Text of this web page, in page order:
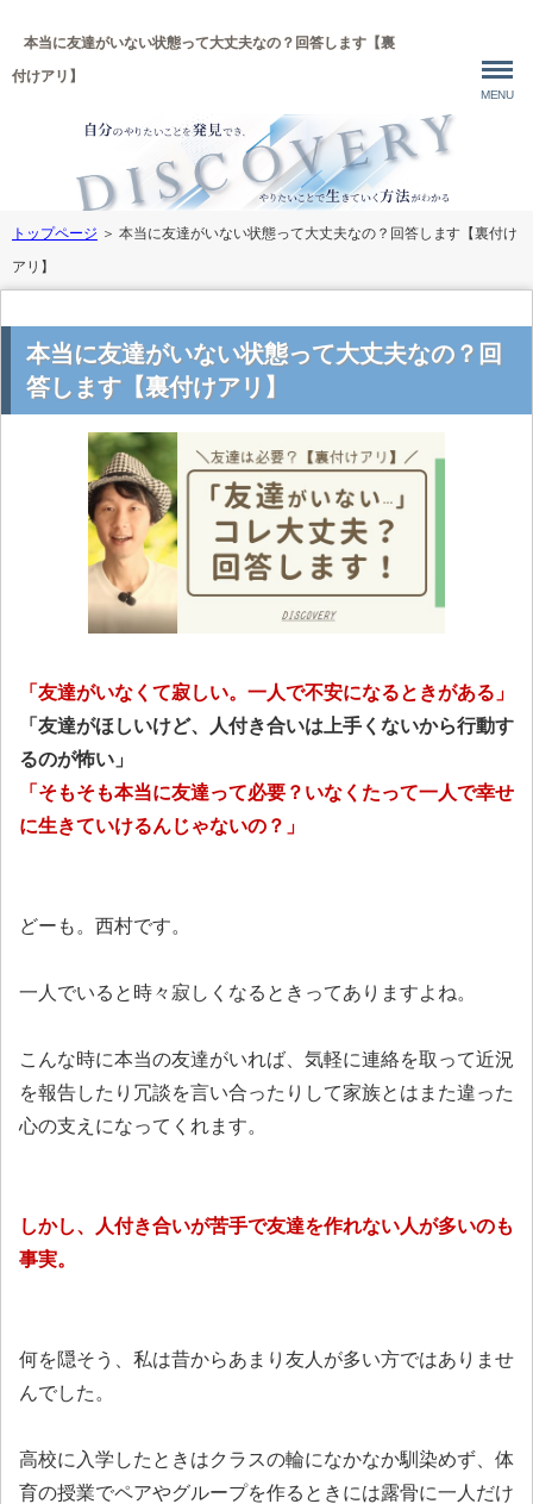
本当に友達がいない状態って大丈夫なの？回答します【裏
付けアリ】
MENU
トップページ ＞ 本当に友達がいない状態って大丈夫なの？回答します【裏付け
アリ】
本当に友達がいない状態って大丈夫なの？回
答します【裏付けアリ】
「友達がいなくて寂しい。一人で不安になるときがある」
「友達がほしいけど、人付き合いは上手くないから行動す
るのが怖い」
「そもそも本当に友達って必要？いなくたって一人で幸せ
に生きていけるんじゃないの？」
どーも。西村です。
一人でいると時々寂しくなるときってありますよね。
こんな時に本当の友達がいれば、気軽に連絡を取って近況
を報告したり冗談を言い合ったりして家族とはまた違った
心の支えになってくれます。
しかし、人付き合いが苦手で友達を作れない人が多いのも
事実。
何を隠そう、私は昔からあまり友人が多い方ではありませ
んでした。
高校に入学したときはクラスの輪になかなか馴染めず、体
育の授業でペアやグループを作るときには露骨に一人だけ